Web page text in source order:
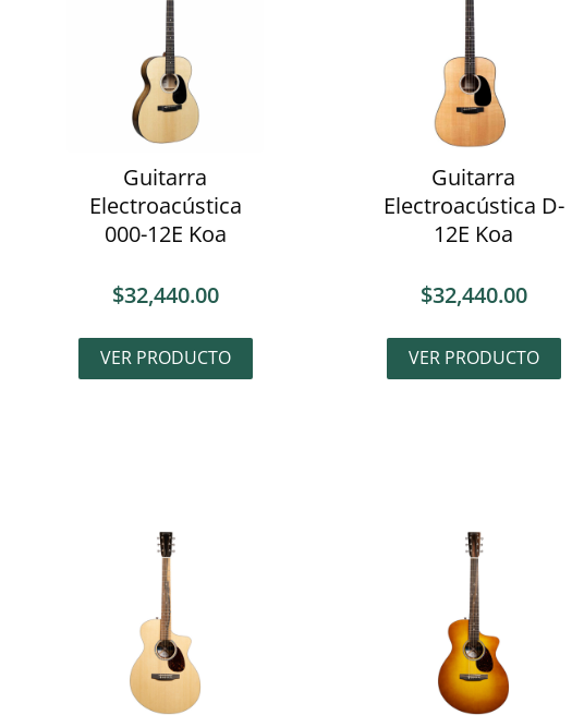
Guitarra
Electroacústica
000-12E Koa
$32,440.00
VER PRODUCTO
Guitarra
Electroacústica D-
12E Koa
$32,440.00
VER PRODUCTO